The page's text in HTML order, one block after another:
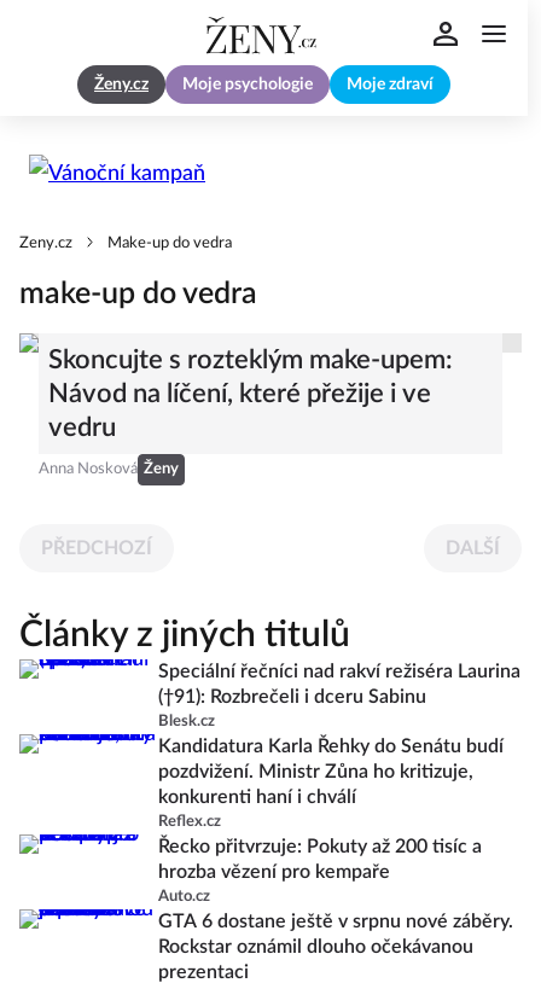
Ženy.cz Moje psychologie Moje zdraví
Zeny.cz Make-up do vedra
make-up do vedra
Skoncujte s rozteklým make-upem:
Návod na líčení, které přežije i ve
vedru
Anna Nosková Ženy
PŘEDCHOZÍ DALŠÍ
Články z jiných titulů
Speciální řečníci nad rakví režiséra Laurina
(†91): Rozbrečeli i dceru Sabinu
Blesk.cz
Kandidatura Karla Řehky do Senátu budí
pozdvižení. Ministr Zůna ho kritizuje,
konkurenti haní i chválí
Reflex.cz
Řecko přitvrzuje: Pokuty až 200 tisíc a
hrozba vězení pro kempaře
Auto.cz
GTA 6 dostane ještě v srpnu nové záběry.
Rockstar oznámil dlouho očekávanou
prezentaci